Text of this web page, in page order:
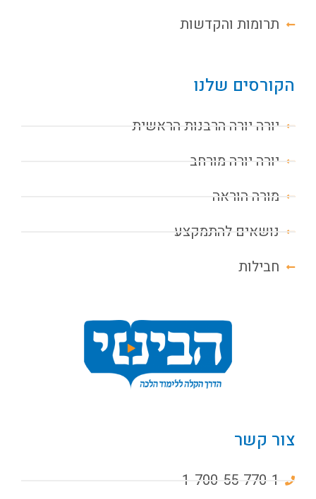
תרומות והקדשות
הקורסים שלנו
יורה יורה הרבנות הראשית
יורה יורה מורחב
מורה הוראה
נושאים להתמקצע
חבילות
צור קשר
1-700-55-770-1